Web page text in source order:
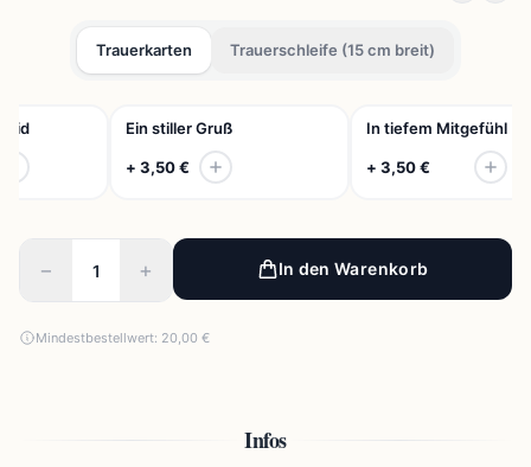
Trauerkarten Trauerschleife (15 cm breit)
Ein stiller Gruß
+ 3,50 €
In tiefem Mitgefühl
+ 3,50 €
− + In den Warenkorb
Mindestbestellwert: 20,00 €
Infos